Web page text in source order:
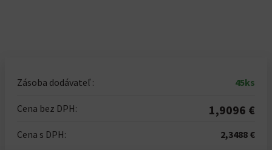
Zásoba dodávateľ : 45ks
Cena bez DPH: 1,9096 €
Cena s DPH: 2,3488 €